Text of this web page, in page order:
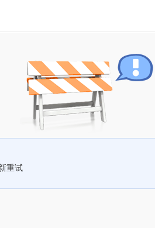
重试